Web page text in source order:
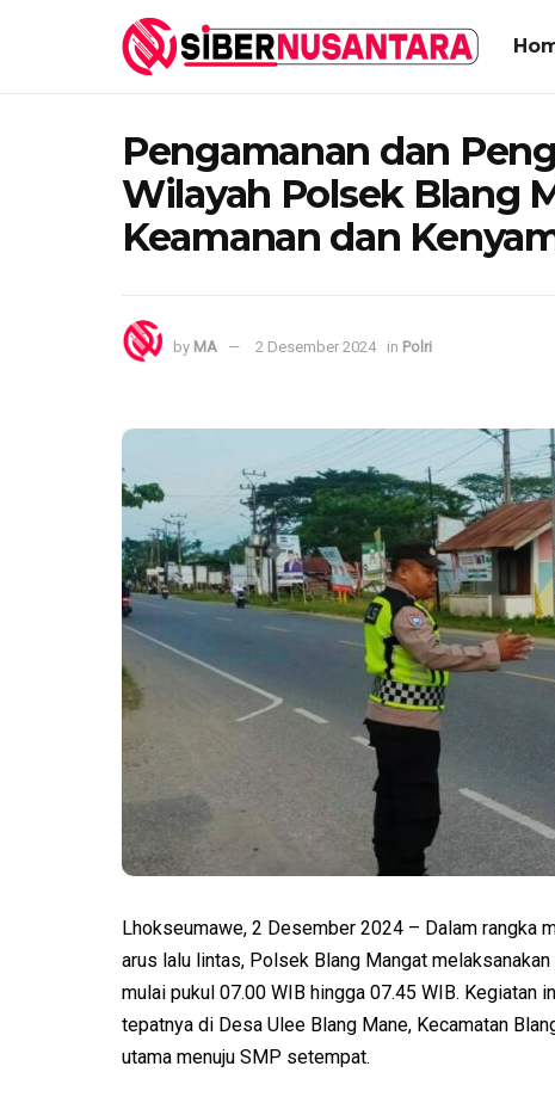
Pengamanan dan
Wilayah Polsek Blang
Keamanan dan
by MA 2 Desember 2024 in Polri
Lhokseumawe, 2 Desember 2024 – Dalam rangka
arus lalu lintas, Polsek Blang Mangat
mulai pukul 07.00 WIB hingga 07.45 WIB. Kegiatan
tepatnya di Desa Ulee Blang Mane, Kecamatan
utama menuju SMP setempat.